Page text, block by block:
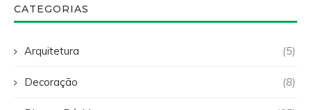
CATEGORIAS
Arquitetura (5)
Decoração (8)